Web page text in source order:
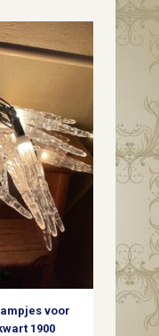
voor
1900